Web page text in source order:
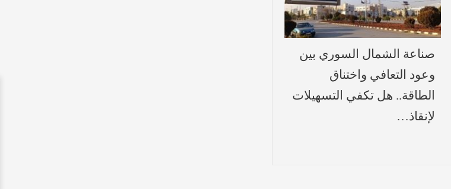
صناعة الشمال السوري بين
وعود التعافي واختناق
الطاقة.. هل تكفي التسهيلات
لإنقاذ…